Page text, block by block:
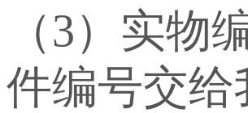
（3）实
件编号交